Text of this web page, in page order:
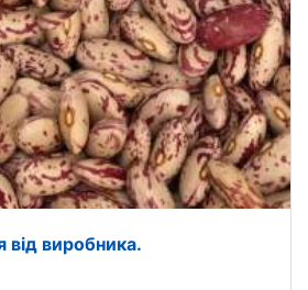
від виробника.